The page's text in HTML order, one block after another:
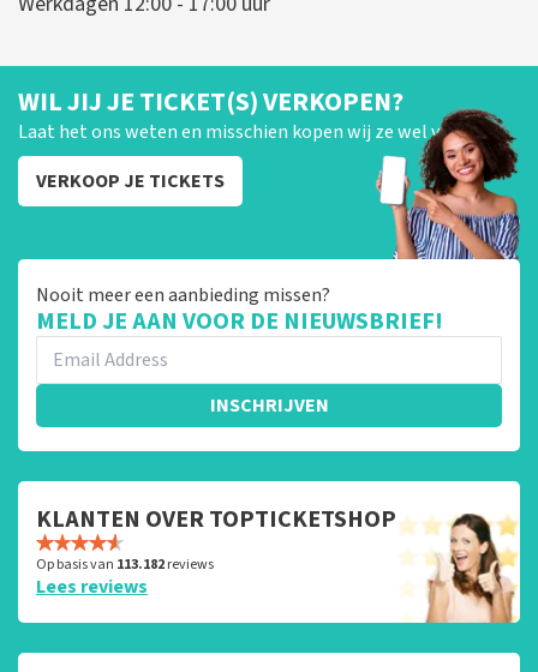
WIL JIJ JE TICKET(S) VERKOPEN?
Laat het ons weten en misschien kopen wij ze wel van je!
VERKOOP JE TICKETS
Nooit meer een aanbieding missen?
MELD JE AAN VOOR DE NIEUWSBRIEF!
INSCHRIJVEN
KLANTEN OVER TOPTICKETSHOP
Op basis van 113.182reviews
Lees reviews